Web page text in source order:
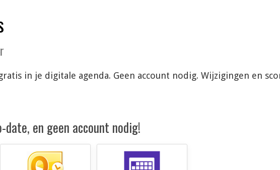
in je digitale agenda. Geen account nodig. Wijzigingen en
en geen account nodig!